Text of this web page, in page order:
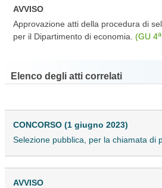
AVVISO
Approvazione atti della procedura di
per il Dipartimento di economia. (GU 4a
Elenco degli atti correlati
CONCORSO (1 giugno 2023)
Selezione pubblica, per la chiamata di
AVVISO